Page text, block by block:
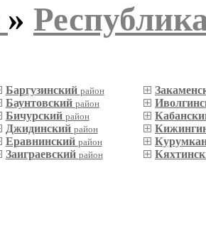
»
Баргузинский район
Баунтовский район
Бичурский район
Джидинский район
Еравнинский район
Заиграевский район